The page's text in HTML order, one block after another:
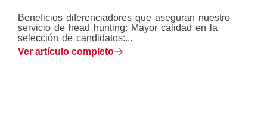
Beneficios diferenciadores que aseguran nuestro
servicio de head hunting: Mayor calidad en la
selección de candidatos:...
Ver artículo completo